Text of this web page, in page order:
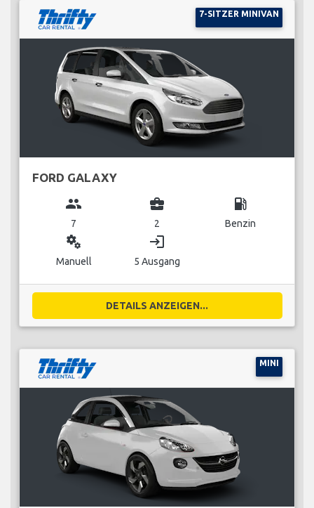
7-SITZER MINIVAN
FORD GALAXY
group
7
business_center
2
local_gas_station
Benzin
miscellaneous_services
Manuell
login
5 Ausgang
DETAILS ANZEIGEN...
MINI